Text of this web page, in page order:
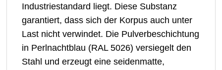
Industriestandard liegt. Diese Substanz
garantiert, dass sich der Korpus auch unter
Last nicht verwindet. Die Pulverbeschichtung
in Perlnachtblau (RAL 5026) versiegelt den
Stahl und erzeugt eine seidenmatte,